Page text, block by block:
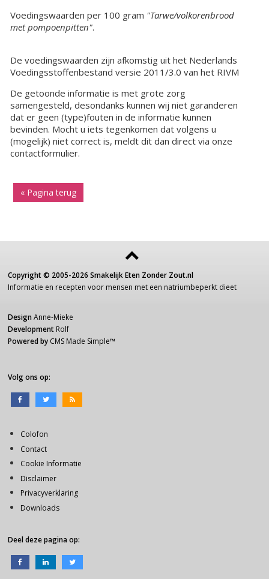
Voedingswaarden per 100 gram "Tarwe/volkorenbrood
met pompoenpitten".
De voedingswaarden zijn afkomstig uit het Nederlands
Voedingsstoffenbestand versie 2011/3.0 van het RIVM
De getoonde informatie is met grote zorg
samengesteld, desondanks kunnen wij niet garanderen
dat er geen (type)fouten in de informatie kunnen
bevinden. Mocht u iets tegenkomen dat volgens u
(mogelijk) niet correct is, meldt dit dan direct via onze
contactformulier.
« Pagina terug
Copyright © 2005-2026 Smakelijk Eten Zonder Zout.nl
Informatie en recepten voor mensen met een natriumbeperkt dieet
Design Anne-Mieke
Development Rolf
Powered by CMS Made Simple™
Volg ons op:
Colofon
Contact
Cookie Informatie
Disclaimer
Privacyverklaring
Downloads
Deel deze pagina op: